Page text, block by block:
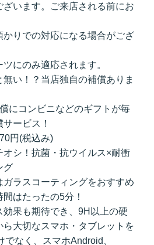
います。ご来店される前にお
りでの対応になる場合がござ
にのみ適応されます。
い！？当店独自の補償ありま
にコンビニなどのギフトが毎
ービス！
円(税込み)
シ！抗菌・抗ウイルス×耐衝
グ
ラスコーティングをおすすめ
はたったの5分！
果も期待でき、9H以上の硬
ら大切なスマホ・タブレットを
なく、スマホAndroid、